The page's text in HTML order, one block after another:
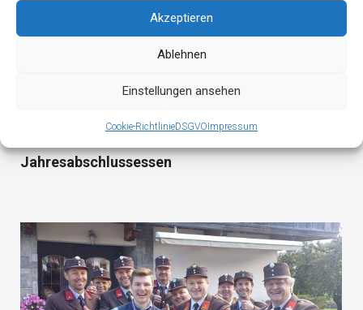
Akzeptieren
Ablehnen
Einstellungen ansehen
Cookie-RichtlinieDSGVOImpressum
Jahresabschlussessen